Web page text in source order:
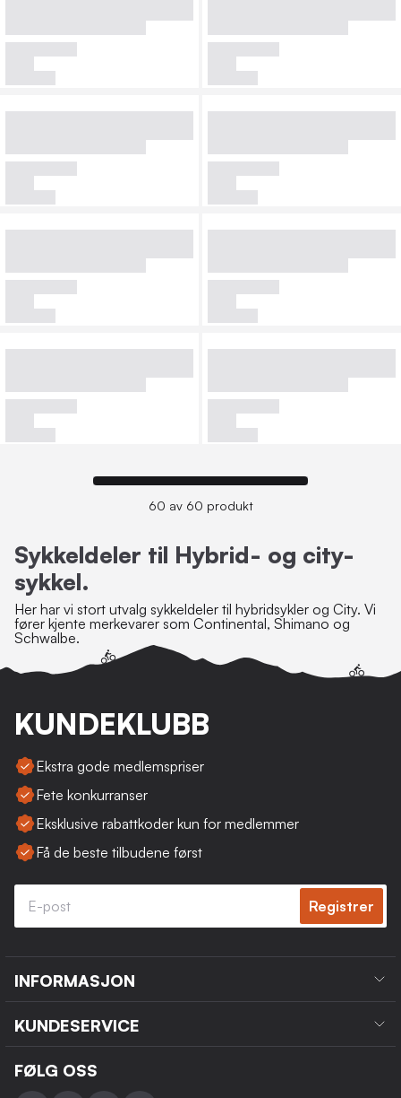
60 av 60 produkt
Sykkeldeler til Hybrid- og city-
sykkel.
Her har vi stort utvalg sykkeldeler til hybridsykler og City. Vi
fører kjente merkevarer som Continental, Shimano og
Schwalbe.
KUNDEKLUBB
Ekstra gode medlemspriser
Fete konkurranser
Eksklusive rabattkoder kun for medlemmer
Få de beste tilbudene først
Registrer
INFORMASJON
KUNDESERVICE
FØLG OSS